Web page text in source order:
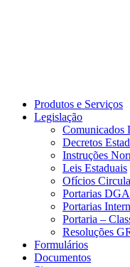
Produtos e Serviços
Legislação
Comunicados
Decretos
Instruções
Leis Estaduais
Ofícios
Portarias DGA
Portarias
Portaria –
Resoluções
Formulários
Documentos